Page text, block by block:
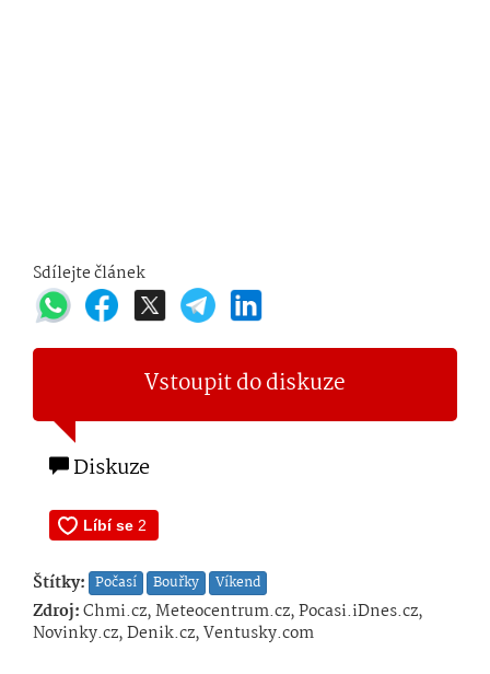
Sdílejte článek
Vstoupit do diskuze
Diskuze
Štítky: Počasí Bouřky Víkend
Zdroj:Chmi.cz, Meteocentrum.cz, Pocasi.iDnes.cz,
Novinky.cz, Denik.cz, Ventusky.com